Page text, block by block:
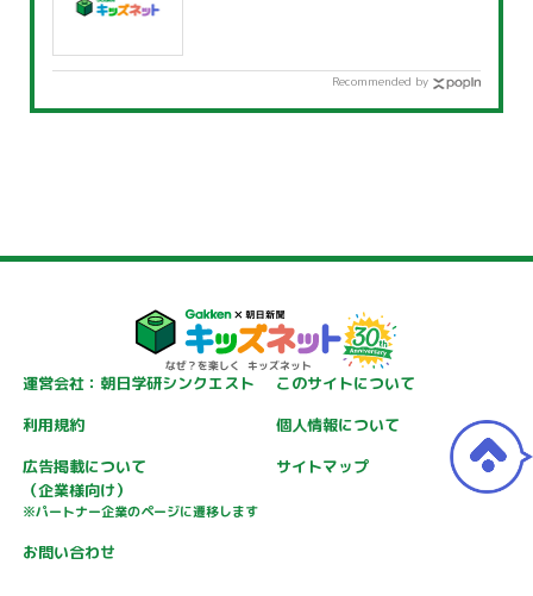
Recommended by
運営会社：朝日学研シンクエスト
このサイトについて
利用規約
個人情報について
広告掲載について
（企業様向け）
※パートナー企業のページに遷移します
サイトマップ
お問い合わせ